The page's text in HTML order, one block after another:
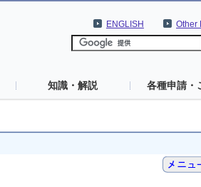
Other
ENGLISH
知識・解説 各種申請・